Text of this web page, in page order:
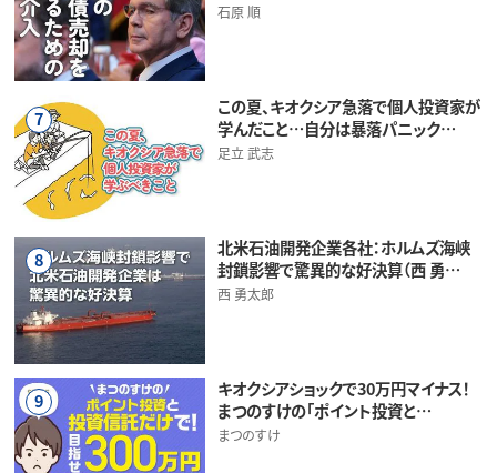
石原 順
7
この夏、キオクシア急落で個人投資家が
学んだこと…自分は暴落パニック…
足立 武志
8
北米石油開発企業各社：ホルムズ海峡
封鎖影響で驚異的な好決算（西 勇…
西 勇太郎
9
キオクシアショックで30万円マイナス！
まつのすけの「ポイント投資と…
まつのすけ